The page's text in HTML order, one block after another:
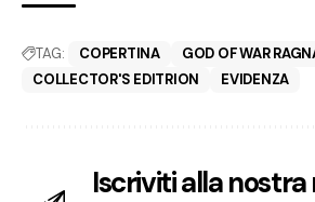
TAG: COPERTINA
GOD OF WAR
COLLECTOR'S EDITRION
EVIDENZA
Iscriviti alla